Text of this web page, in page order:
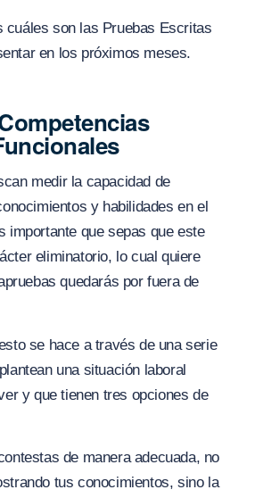
cuáles son las Pruebas Escritas
en los próximos meses.
medir la capacidad de
y habilidades en el
importante que sepas que este
eliminatorio, lo cual quiere
quedarás por fuera de
se hace a través de una serie
una situación laboral
y que tienen tres opciones de
de manera adecuada, no
tus conocimientos, sino la